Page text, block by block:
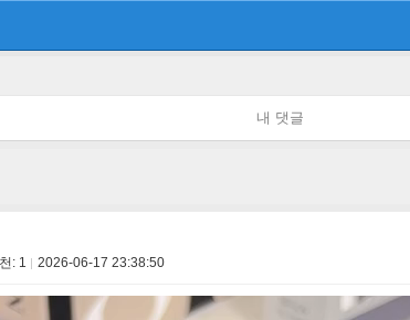
내 댓글
: 1 2026-06-17 23:38:50